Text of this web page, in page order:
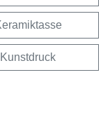
Kunstdruck